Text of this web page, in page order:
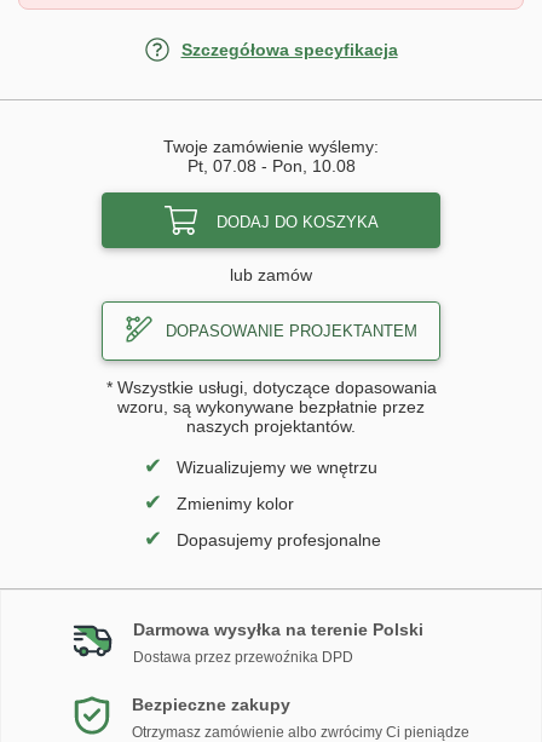
Szczegółowa specyfikacja
Twoje zamówienie wyślemy:
Pt, 07.08 - Pon, 10.08
DODAJ DO KOSZYKA
lub zamów
DOPASOWANIE PROJEKTANTEM
* Wszystkie usługi, dotyczące dopasowania
wzoru, są wykonywane bezpłatnie przez
naszych projektantów.
✔ Wizualizujemy we wnętrzu
✔ Zmienimy kolor
✔ Dopasujemy profesjonalne
Darmowa wysyłka na terenie Polski
Dostawa przez przewoźnika DPD
Bezpieczne zakupy
Otrzymasz zamówienie albo zwrócimy Ci pieniądze